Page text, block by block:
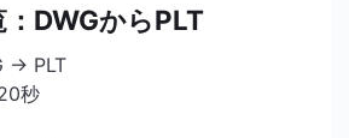
：DWGからPLT
→ PLT
秒